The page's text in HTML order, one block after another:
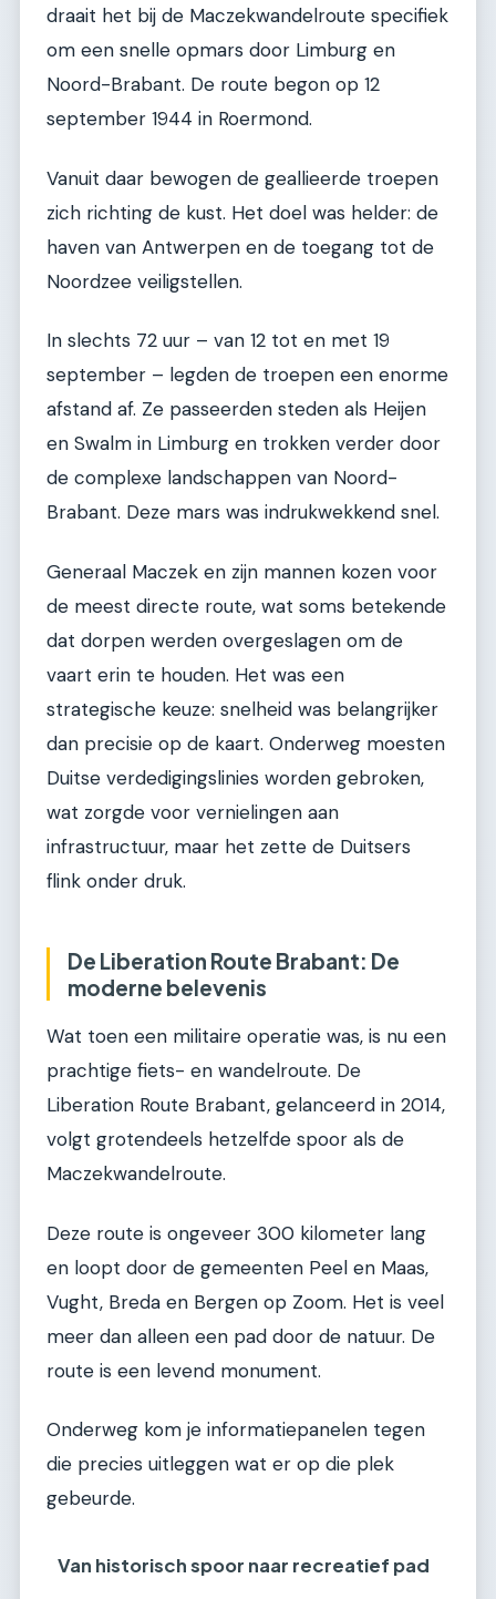
draait het bij de Maczekwandelroute specifiek
om een snelle opmars door Limburg en
Noord-Brabant. De route begon op 12
september 1944 in Roermond.
Vanuit daar bewogen de geallieerde troepen
zich richting de kust. Het doel was helder: de
haven van Antwerpen en de toegang tot de
Noordzee veiligstellen.
In slechts 72 uur – van 12 tot en met 19
september – legden de troepen een enorme
afstand af. Ze passeerden steden als Heijen
en Swalm in Limburg en trokken verder door
de complexe landschappen van Noord-
Brabant. Deze mars was indrukwekkend snel.
Generaal Maczek en zijn mannen kozen voor
de meest directe route, wat soms betekende
dat dorpen werden overgeslagen om de
vaart erin te houden. Het was een
strategische keuze: snelheid was belangrijker
dan precisie op de kaart. Onderweg moesten
Duitse verdedigingslinies worden gebroken,
wat zorgde voor vernielingen aan
infrastructuur, maar het zette de Duitsers
flink onder druk.
De Liberation Route Brabant: De
moderne belevenis
Wat toen een militaire operatie was, is nu een
prachtige fiets- en wandelroute. De
Liberation Route Brabant, gelanceerd in 2014,
volgt grotendeels hetzelfde spoor als de
Maczekwandelroute.
Deze route is ongeveer 300 kilometer lang
en loopt door de gemeenten Peel en Maas,
Vught, Breda en Bergen op Zoom. Het is veel
meer dan alleen een pad door de natuur. De
route is een levend monument.
Onderweg kom je informatiepanelen tegen
die precies uitleggen wat er op die plek
gebeurde.
Van historisch spoor naar recreatief pad